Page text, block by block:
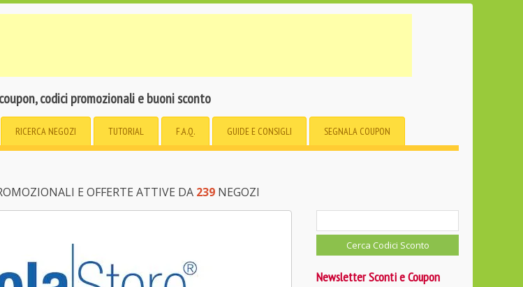
codici promozionali e buoni sconto
RICERCA NEGOZI TUTORIAL F.A.Q. GUIDE E CONSIGLI SEGNALA COUPON
E OFFERTE ATTIVE DA 239NEGOZI
Newsletter Sconti e Coupon